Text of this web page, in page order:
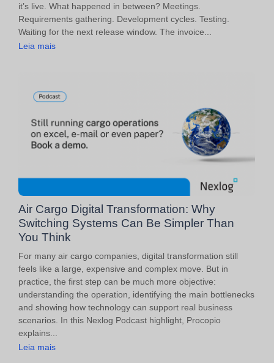
it’s live. What happened in between? Meetings.
Requirements gathering. Development cycles. Testing.
Waiting for the next release window. The invoice...
Leia mais
Air Cargo Digital Transformation: Why
Switching Systems Can Be Simpler Than
You Think
For many air cargo companies, digital transformation still
feels like a large, expensive and complex move. But in
practice, the first step can be much more objective:
understanding the operation, identifying the main bottlenecks
and showing how technology can support real business
scenarios. In this Nexlog Podcast highlight, Procopio
explains...
Leia mais